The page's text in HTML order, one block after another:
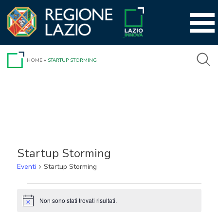
contenuto
HOME » STARTUP STORMING
Startup Storming
Eventi Startup Storming
Eventi
Notice Non sono stati trovati risultati.